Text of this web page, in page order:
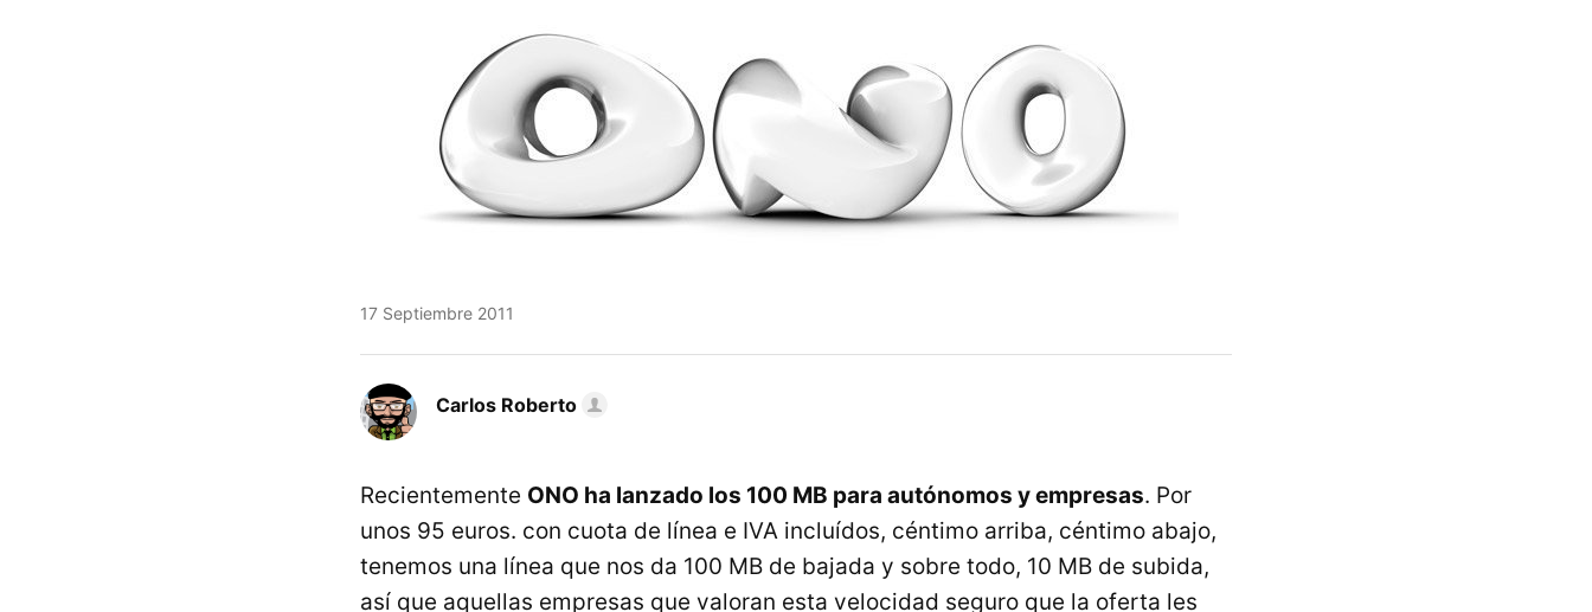
17 Septiembre 2011
Carlos Roberto
Recientemente ONO ha lanzado los 100 MB para autónomos y empresas. Por
unos 95 euros. con cuota de línea e IVA incluídos, céntimo arriba, céntimo abajo,
tenemos una línea que nos da 100 MB de bajada y sobre todo, 10 MB de subida,
así que aquellas empresas que valoran esta velocidad seguro que la oferta les